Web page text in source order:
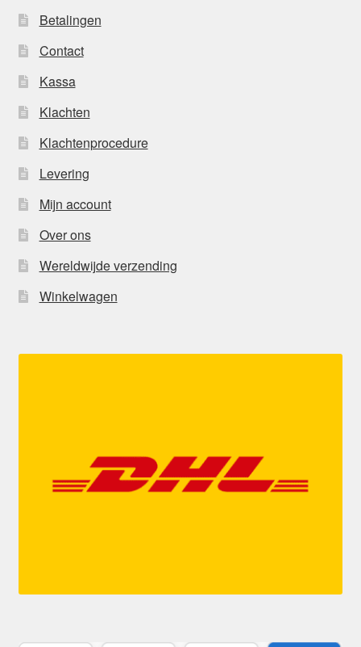
Betalingen
Contact
Kassa
Klachten
Klachtenprocedure
Levering
Mijn account
Over ons
Wereldwijde verzending
Winkelwagen